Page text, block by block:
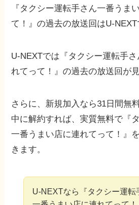
『タクシー運転手さん一番うま
て！』の過去の放送回はU-NEXT
U-NEXTでは『タクシー運転手
れてって！』の過去の放送回が
さらに、新規加入なら31日間無
中に解約すれば、実質無料で『
一番うまい店に連れてって！』
きます。
U-NEXTなら『タクシー運転